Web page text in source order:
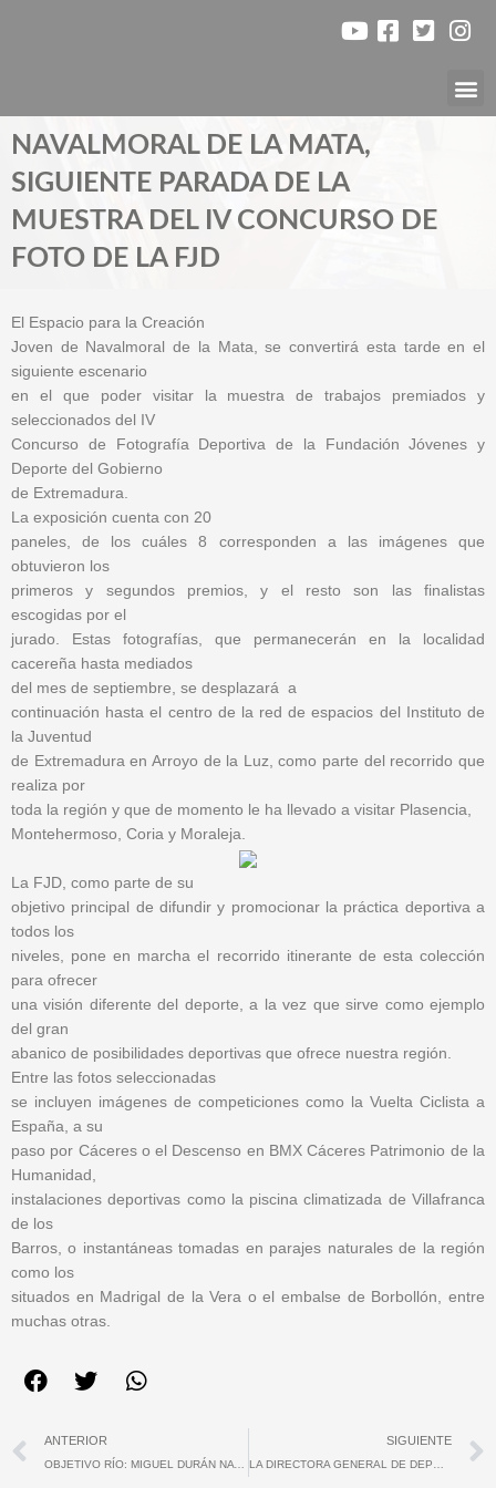
NAVALMORAL DE LA MATA,
SIGUIENTE PARADA DE LA
MUESTRA DEL IV CONCURSO DE
FOTO DE LA FJD
El Espacio para la Creación
Joven de Navalmoral de la Mata, se convertirá esta tarde en el
siguiente escenario
en el que poder visitar la muestra de trabajos premiados y
seleccionados del IV
Concurso de Fotografía Deportiva de la Fundación Jóvenes y
Deporte del Gobierno
de Extremadura.
La exposición cuenta con 20
paneles, de los cuáles 8 corresponden a las imágenes que
obtuvieron los
primeros y segundos premios, y el resto son las finalistas
escogidas por el
jurado. Estas fotografías, que permanecerán en la localidad
cacereña hasta mediados
del mes de septiembre, se desplazará a
continuación hasta el centro de la red de espacios del Instituto de
la Juventud
de Extremadura en Arroyo de la Luz, como parte del recorrido que
realiza por
toda la región y que de momento le ha llevado a visitar Plasencia,
Montehermoso, Coria y Moraleja.
La FJD, como parte de su
objetivo principal de difundir y promocionar la práctica deportiva a
todos los
niveles, pone en marcha el recorrido itinerante de esta colección
para ofrecer
una visión diferente del deporte, a la vez que sirve como ejemplo
del gran
abanico de posibilidades deportivas que ofrece nuestra región.
Entre las fotos seleccionadas
se incluyen imágenes de competiciones como la Vuelta Ciclista a
España, a su
paso por Cáceres o el Descenso en BMX Cáceres Patrimonio de la
Humanidad,
instalaciones deportivas como la piscina climatizada de Villafranca
de los
Barros, o instantáneas tomadas en parajes naturales de la región
como los
situados en Madrigal de la Vera o el embalse de Borbollón, entre
muchas otras.
Ant
ANTERIOR SIGUIENTE